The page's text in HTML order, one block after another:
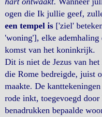
ogen die Ik jullie geef,
een tempel is ['ziel'
'woning'], elke ademhaling
komst van het koninkrijk.
Dit is niet de Jezus van
die Rome bedreigde, juist
maakte. De
rode inkt, toegevoegd
benadrukken bepaalde